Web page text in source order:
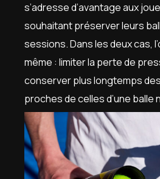
s’adresse d’avantage aux
souhaitant préserver leurs
sessions. Dans les deux cas,
même : limiter la perte de
conserver plus longtemps
proches de celles d’une balle